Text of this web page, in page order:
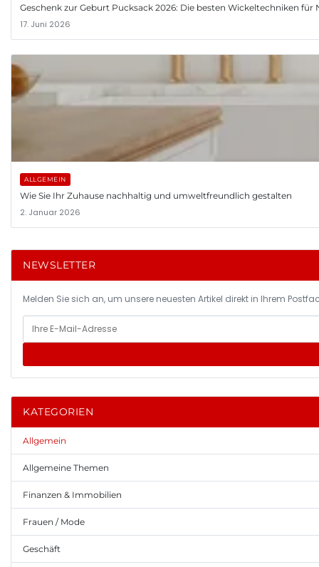
Geschenk zur Geburt Pucksack 2026: Die besten Wickeltechniken für
17. Juni 2026
ALLGEMEIN
Wie Sie Ihr Zuhause nachhaltig und umweltfreundlich gestalten
2. Januar 2026
NEWSLETTER
Melden Sie sich an, um unsere neuesten Artikel direkt in Ihrem
KATEGORIEN
Allgemein
Allgemeine Themen
Finanzen & Immobilien
Frauen / Mode
Geschäft